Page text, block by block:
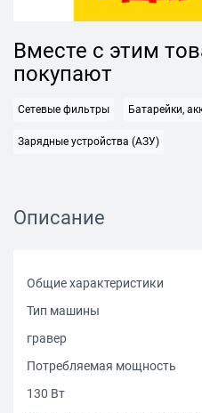
Вместе с этим
покупают
Сетевые фильтры Батарейки,
Зарядные устройства (АЗУ)
Описание
Общие характеристики
Тип машины
гравер
Потребляемая мощность
130 Вт